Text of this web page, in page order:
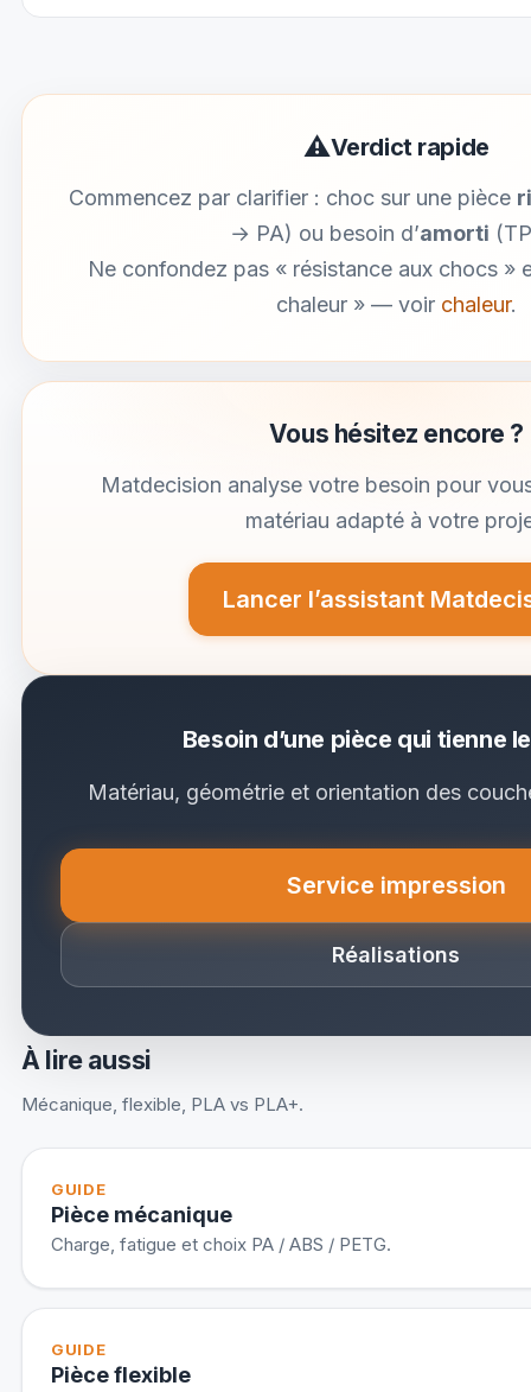
⚠Verdict rapide
Commencez par clarifier : choc sur une pièce
→ PA) ou besoin d’amorti
Ne confondez pas « résistance aux chocs »
chaleur » — voir chaleur.
Vous hésitez encore ?
Matdecision analyse votre besoin pour
matériau adapté à votre
Lancer l’assistant
Besoin d’une pièce qui tienne
Matériau, géométrie et orientation des
Service impression
(nouvel
Réalisations
À lire aussi
Mécanique, flexible, PLA vs PLA+.
GUIDE
Pièce mécanique
Charge, fatigue et choix PA / ABS / PETG.
GUIDE
Pièce flexible